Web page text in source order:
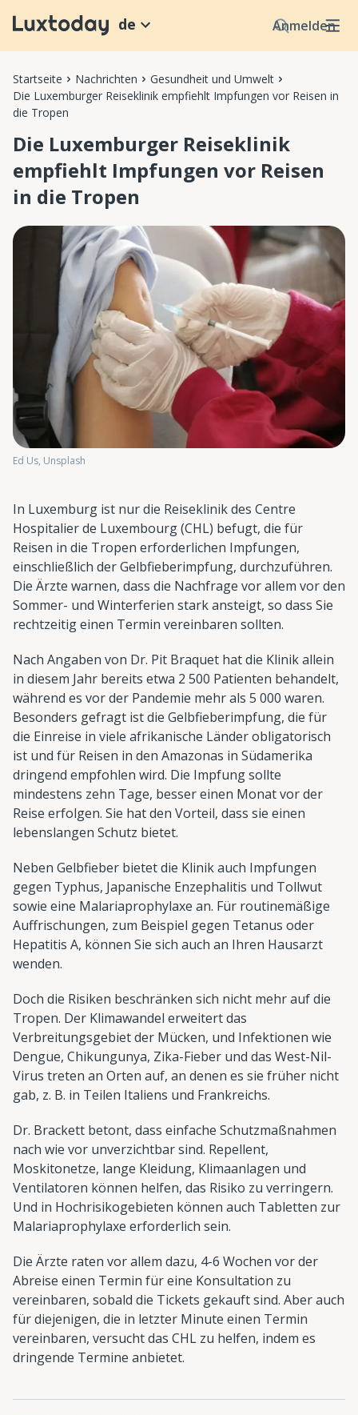
Anmelden
de
Startseite Nachrichten
Gesundheit und Umwelt
Die Luxemburger Reiseklinik empfiehlt Impfungen vor Reisen in
die Tropen
Die Luxemburger Reiseklinik
empfiehlt Impfungen vor Reisen
in die Tropen
Ed Us, Unsplash
In Luxemburg ist nur die Reiseklinik des Centre
Hospitalier de Luxembourg (CHL) befugt, die für
Reisen in die Tropen erforderlichen Impfungen,
einschließlich der Gelbfieberimpfung, durchzuführen.
Die Ärzte warnen, dass die Nachfrage vor allem vor den
Sommer- und Winterferien stark ansteigt, so dass Sie
rechtzeitig einen Termin vereinbaren sollten.
Nach Angaben von Dr. Pit Braquet hat die Klinik allein
in diesem Jahr bereits etwa 2 500 Patienten behandelt,
während es vor der Pandemie mehr als 5 000 waren.
Besonders gefragt ist die Gelbfieberimpfung, die für
die Einreise in viele afrikanische Länder obligatorisch
ist und für Reisen in den Amazonas in Südamerika
dringend empfohlen wird. Die Impfung sollte
mindestens zehn Tage, besser einen Monat vor der
Reise erfolgen. Sie hat den Vorteil, dass sie einen
lebenslangen Schutz bietet.
Neben Gelbfieber bietet die Klinik auch Impfungen
gegen Typhus, Japanische Enzephalitis und Tollwut
sowie eine Malariaprophylaxe an. Für routinemäßige
Auffrischungen, zum Beispiel gegen Tetanus oder
Hepatitis A, können Sie sich auch an Ihren Hausarzt
wenden.
Doch die Risiken beschränken sich nicht mehr auf die
Tropen. Der Klimawandel erweitert das
Verbreitungsgebiet der Mücken, und Infektionen wie
Dengue, Chikungunya, Zika-Fieber und das West-Nil-
Virus treten an Orten auf, an denen es sie früher nicht
gab, z. B. in Teilen Italiens und Frankreichs.
Dr. Brackett betont, dass einfache Schutzmaßnahmen
nach wie vor unverzichtbar sind. Repellent,
Moskitonetze, lange Kleidung, Klimaanlagen und
Ventilatoren können helfen, das Risiko zu verringern.
Und in Hochrisikogebieten können auch Tabletten zur
Malariaprophylaxe erforderlich sein.
Die Ärzte raten vor allem dazu, 4-6 Wochen vor der
Abreise einen Termin für eine Konsultation zu
vereinbaren, sobald die Tickets gekauft sind. Aber auch
für diejenigen, die in letzter Minute einen Termin
vereinbaren, versucht das CHL zu helfen, indem es
dringende Termine anbietet.